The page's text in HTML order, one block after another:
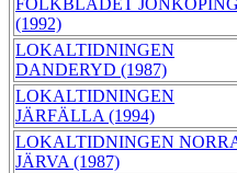
FOLKBLADET JÖNKÖPING
(1992)
LOKALTIDNINGEN
DANDERYD (1987)
LOKALTIDNINGEN
JÄRFÄLLA (1994)
LOKALTIDNINGEN
JÄRVA (1987)